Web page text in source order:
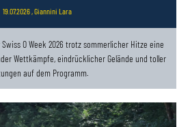
19.07.2026, Giannini Lara
O Week 2026 trotz sommerlicher Hitze eine
Wettkämpfe, eindrücklicher Gelände und toller
auf dem Programm.